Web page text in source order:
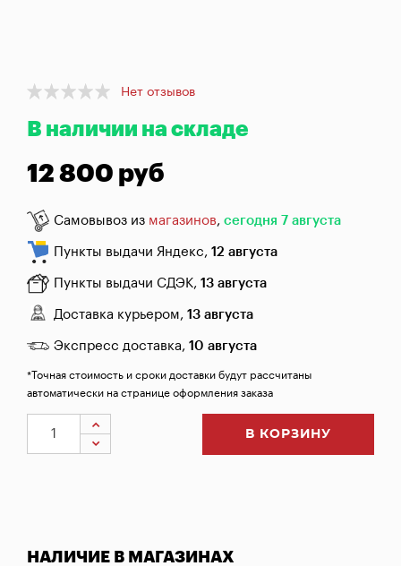
графины
Домашнее
консервирование
Коптильни
Адреса
магазинов
Отследить
заказ
звонок
Item
of
Нет отзывов
В наличии на складе
12 800 руб
Самовывоз из магазинов, сегодня 7 августа
Пункты выдачи Яндекс, 12 августа
Пункты выдачи СДЭК, 13 августа
Доставка курьером, 13 августа
Экспресс доставка, 10 августа
*Точная стоимость и сроки доставки будут рассчитаны
автоматически на странице оформления заказа
В КОРЗИНУ
НАЛИЧИЕ В МАГАЗИНАХ